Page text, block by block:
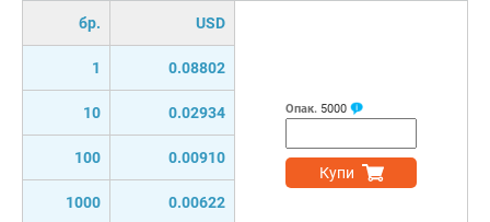
бр. USD
1 0.08802
10 0.02934
100 0.00910
1000 0.00622
Опак. 5000
Купи